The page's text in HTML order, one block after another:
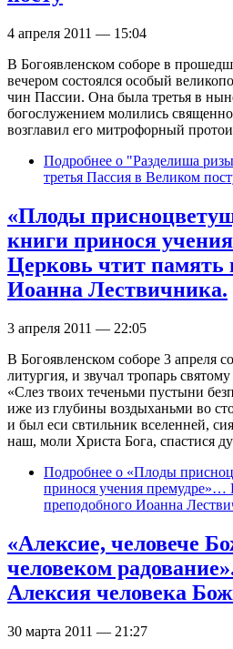
4 апреля 2011 — 15:04
В Богоявленском соборе в
вечером состоялся особый
чин Пассии. Она была третья в
богослужением молились
возглавил его митрофорный
Подробнее о "Разделиша
третья Пассия в Великом
«Плоды
книги принося
Церковь чтит память
Иоанна Лествичника.
3 апреля 2011 — 22:05
В Богоявленском соборе 3 апреля
литургия, и звучал тропарь
«Слез твоих теченьми пустыни
иже из глубины воздыханьми во
и был еси свтильник вселенней,
наш, моли Христа Бога, спастися
Подробнее о «Плоды
принося учения премудре»…
преподобного Иоанна
«Алексие, человече
человеком
Алексия человека
30 марта 2011 — 21:27